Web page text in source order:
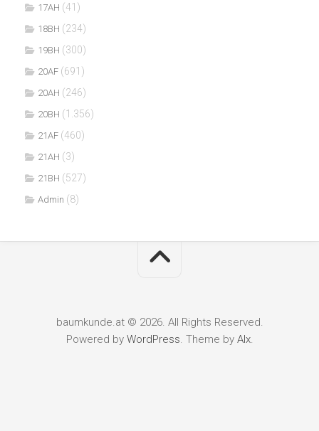
17AH (41)
18BH (234)
19BH (300)
20AF (691)
20AH (246)
20BH (1.356)
21AF (460)
21AH (3)
21BH (527)
Admin (8)
baumkunde.at © 2026. All Rights Reserved.
Powered by WordPress. Theme by Alx.